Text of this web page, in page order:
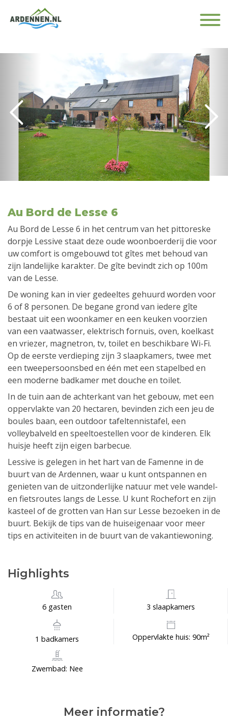
Au Bord de Lesse 6
Au Bord de Lesse 6 in het centrum van het pittoreske
dorpje Lessive staat deze oude woonboerderij die voor
uw comfort is omgebouwd tot gîtes met behoud van
zijn landelijke karakter. De gîte bevindt zich op 100m
van de Lesse.
De woning kan in vier gedeeltes gehuurd worden voor
6 of 8 personen. De begane grond van iedere gîte
bestaat uit een woonkamer en een keuken voorzien
van een vaatwasser, elektrisch fornuis, oven, koelkast
en vriezer, magnetron, tv, toilet en beschikbare Wi-Fi.
Op de eerste verdieping zijn 3 slaapkamers, twee met
een tweepersoonsbed en één met een stapelbed en
een moderne badkamer met douche en toilet.
In de tuin aan de achterkant van het gebouw, met een
oppervlakte van 20 hectaren, bevinden zich een jeu de
boules baan, een outdoor tafeltennistafel, een
volleybalveld en speeltoestellen voor de kinderen. Elk
huisje heeft zijn eigen barbecue.
Lessive is gelegen in het hart van de Famenne in de
buurt van de Ardennen, waar u kunt ontspannen en
genieten van de uitzonderlijke natuur met vele wandel-
en fietsroutes langs de Lesse. U kunt Rochefort en zijn
kasteel of de grotten van Han sur Lesse bezoeken in de
buurt. Bekijk de tips van de huiseigenaar voor meer
tips en activiteiten in de buurt van de vakantiewoning.
Highlights
6 gasten 3 slaapkamers
1 badkamers Oppervlakte huis: 90m²
Zwembad: Nee
Meer informatie?